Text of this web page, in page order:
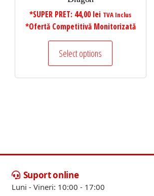
*SUPER PRET: 44,00 lei TVA Inclus
*Ofertă Competitivă Monitorizată
Select options
Suport online
Luni - Vineri: 10:00 - 17:00